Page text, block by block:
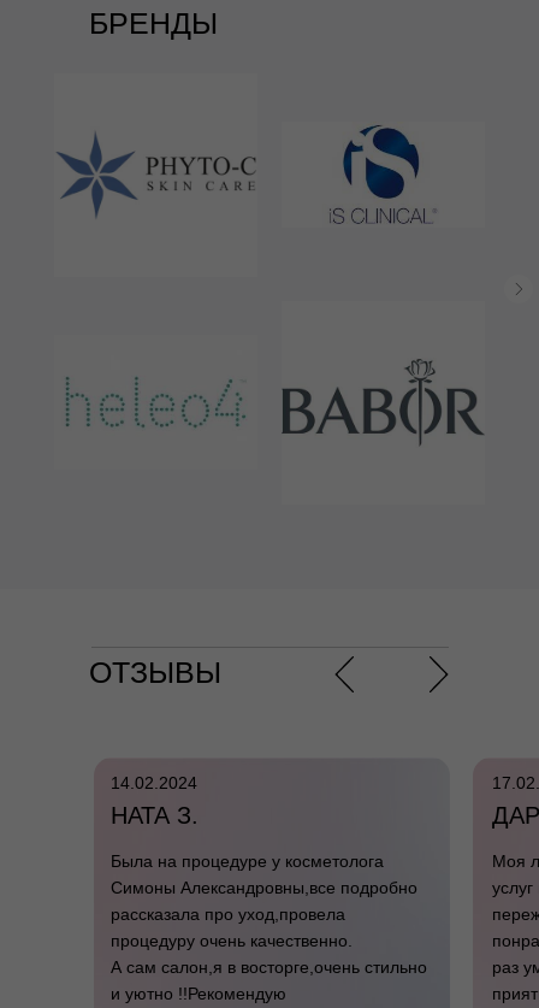
БРЕНДЫ
ОТЗЫВЫ
14.02.2024
Была на процедуре у косметолога
Симоны Александровны,все подробно
рассказала про уход,провела
процедуру очень качественно.
А сам салон,я в восторге,очень стильно
и уютно !!Рекомендую
НАТА З.
Моя
раз